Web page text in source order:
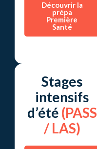
Découvrir la
prépa
Première
Santé
Stages
intensifs
d’été (PASS
/ LAS)